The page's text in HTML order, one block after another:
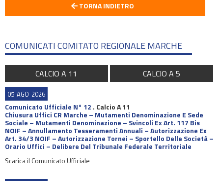
TORNA INDIETRO
COMUNICATI COMITATO REGIONALE MARCHE
CALCIO A 11 CALCIO A 5
05 AGO 2026
Comunicato Ufficiale N° 12 . Calcio A 11
Chiusura Uffici CR Marche – Mutamenti Denominazione E Sede
Sociale – Mutamenti Denominazione – Svincoli Ex Art. 117 Bis
NOIF – Annullamento Tesseramenti Annuali – Autorizzazione Ex
Art. 34/3 NOIF – Autorizzazione Tornei – Sportello Delle Società –
Orario Uffici – Delibere Del Tribunale Federale Territoriale
Scarica il Comunicato Ufficiale